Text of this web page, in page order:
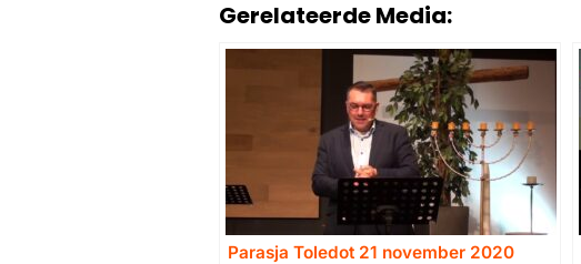
Gerelateerde Media:
Parasja Toledot 21 november 2020